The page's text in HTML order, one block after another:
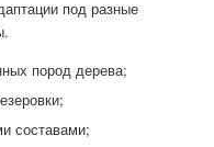
под разные
пород дерева;
составами;